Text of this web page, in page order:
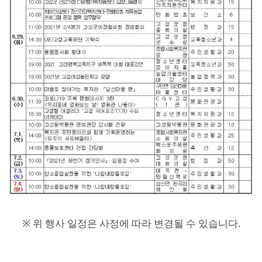
※ 위 행사 일정은 사정에 따라 변경될 수 있습니다.